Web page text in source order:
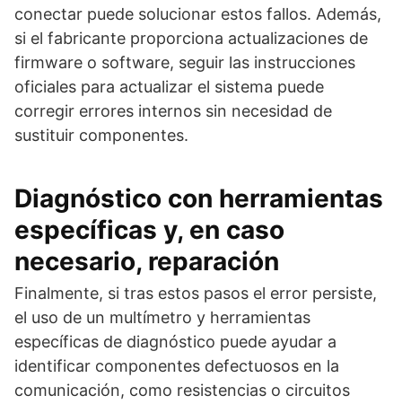
conectar puede solucionar estos fallos. Además,
si el fabricante proporciona actualizaciones de
firmware o software, seguir las instrucciones
oficiales para actualizar el sistema puede
corregir errores internos sin necesidad de
sustituir componentes.
Diagnóstico con herramientas
específicas y, en caso
necesario, reparación
Finalmente, si tras estos pasos el error persiste,
el uso de un multímetro y herramientas
específicas de diagnóstico puede ayudar a
identificar componentes defectuosos en la
comunicación, como resistencias o circuitos